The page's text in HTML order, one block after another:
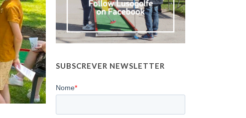
SUBSCREVER NEWSLETTER